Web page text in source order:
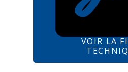
VOIR LA